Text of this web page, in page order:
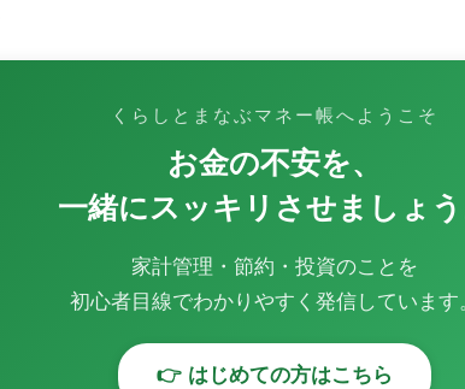
くらしとまなぶマネー帳へようこそ
お金の不安を、
一緒にスッキリさせましょう
家計管理・節約・投資のことを
初心者目線でわかりやすく発信しています
👉 はじめての方はこちら